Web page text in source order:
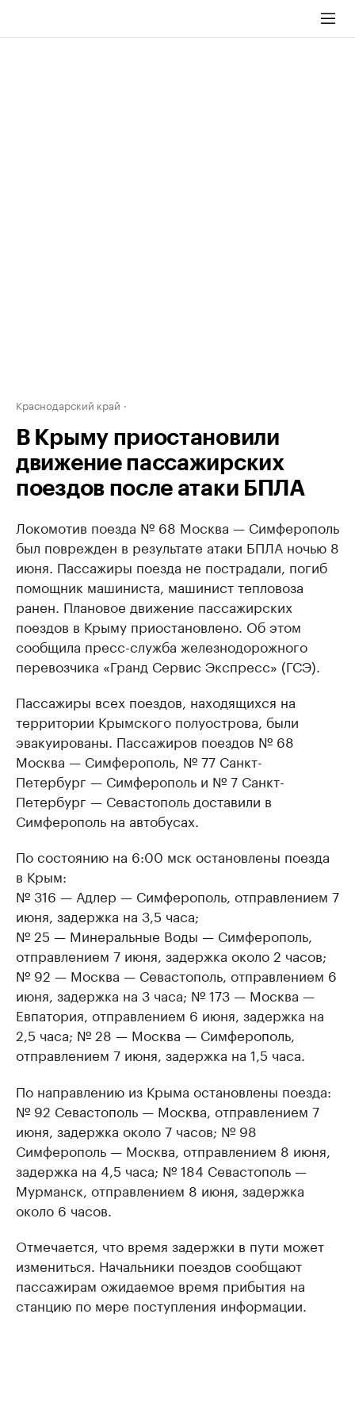
Краснодарский край
В Крыму приостановили
движение пассажирских
поездов после атаки БПЛА
Локомотив поезда № 68 Москва — Симферополь
был поврежден в результате атаки БПЛА ночью 8
июня. Пассажиры поезда не пострадали, погиб
помощник машиниста, машинист тепловоза
ранен. Плановое движение пассажирских
поездов в Крыму приостановлено. Об этом
сообщила пресс-служба железнодорожного
перевозчика «Гранд Сервис Экспресс» (ГСЭ).
Пассажиры всех поездов, находящихся на
территории Крымского полуострова, были
эвакуированы. Пассажиров поездов № 68
Москва — Симферополь, № 77 Санкт-
Петербург — Симферополь и № 7 Санкт-
Петербург — Севастополь доставили в
Симферополь на автобусах.
По состоянию на 6:00 мск остановлены поезда
в Крым:
№ 316 — Адлер — Симферополь, отправлением 7
июня, задержка на 3,5 часа;
№ 25 — Минеральные Воды — Симферополь,
отправлением 7 июня, задержка около 2 часов;
№ 92 — Москва — Севастополь, отправлением 6
июня, задержка на 3 часа; № 173 — Москва —
Евпатория, отправлением 6 июня, задержка на
2,5 часа; № 28 — Москва — Симферополь,
отправлением 7 июня, задержка на 1,5 часа.
По направлению из Крыма остановлены поезда:
№ 92 Севастополь — Москва, отправлением 7
июня, задержка около 7 часов; № 98
Симферополь — Москва, отправлением 8 июня,
задержка на 4,5 часа; № 184 Севастополь —
Мурманск, отправлением 8 июня, задержка
около 6 часов.
Отмечается, что время задержки в пути может
измениться. Начальники поездов сообщают
пассажирам ожидаемое время прибытия на
станцию по мере поступления информации.